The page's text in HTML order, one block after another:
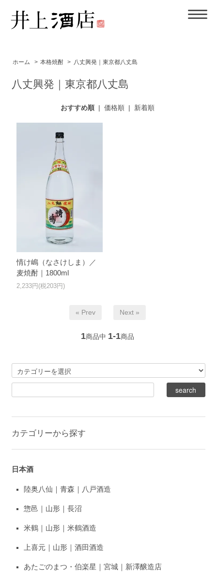
ホーム > 本格焼酎 > 八丈興発｜東京都八丈島
八丈興発｜東京都八丈島
おすすめ順| 価格順| 新着順
情け嶋（なさけしま）／
麦焼酎｜1800ml
2,233円(税203円)
« Prev Next »
1商品中 1-1商品
カテゴリーから探す
日本酒
陸奥八仙｜青森｜八戸酒造
惣邑｜山形｜長沼
米鶴｜山形｜米鶴酒造
上喜元｜山形｜酒田酒造
あたごのまつ・伯楽星｜宮城｜新澤醸造店